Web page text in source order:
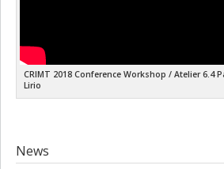
CRIMT 2018 Conference Workshop / Atelier 6.4
Lirio
News